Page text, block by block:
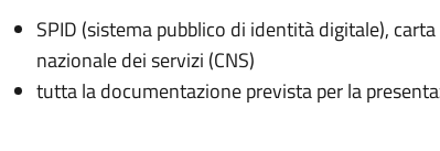
SPID (sistema pubblico di identità digitale),
nazionale dei servizi (CNS)
tutta la documentazione prevista per la